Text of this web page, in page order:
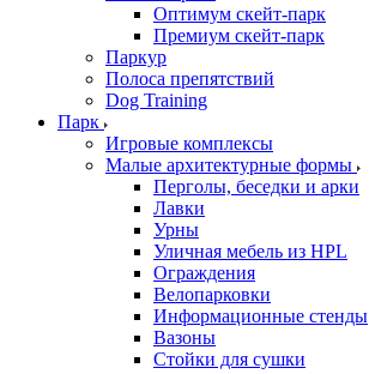
Оптимум скейт-парк
Премиум скейт-парк
Паркур
Полоса препятствий
Dog Training
Парк
Игровые комплексы
Малые архитектурные формы
Перголы, беседки и арки
Лавки
Урны
Уличная мебель из HPL
Ограждения
Велопарковки
Информационные стенды
Вазоны
Стойки для сушки